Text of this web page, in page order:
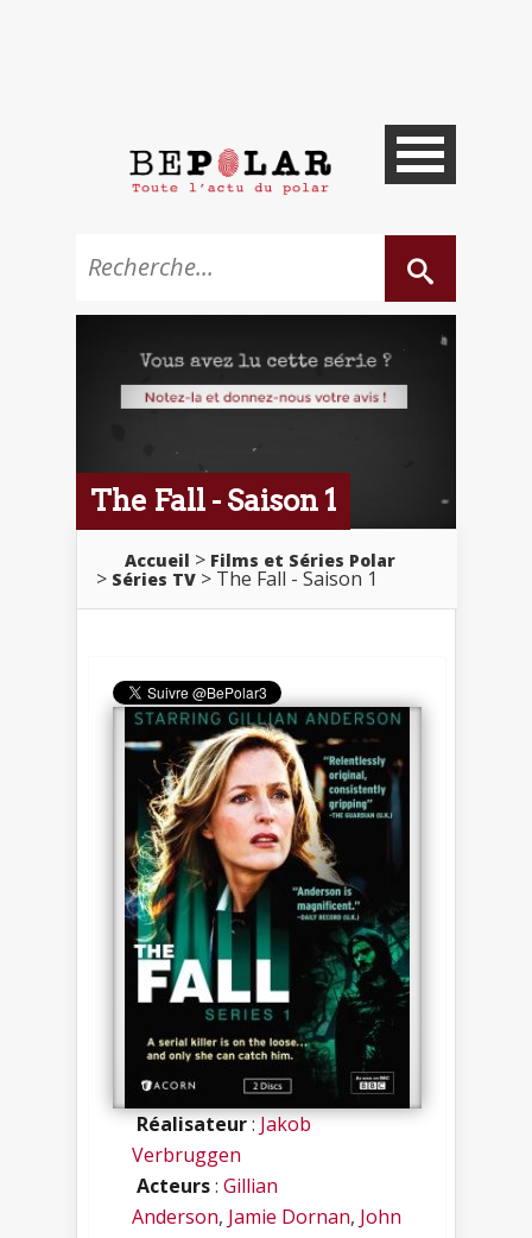
The Fall - Saison 1
Accueil
Films et Séries Polar
Séries TV
The Fall - Saison 1
Réalisateur:Jakob
Verbruggen
Acteurs: Gillian
Anderson, Jamie Dornan, John